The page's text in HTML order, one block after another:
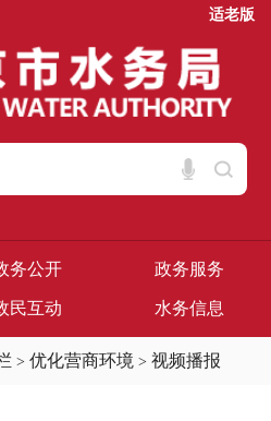
适老版
务公开 政务服务
民互动 水务信息
> 优化营商环境 > 视频播报